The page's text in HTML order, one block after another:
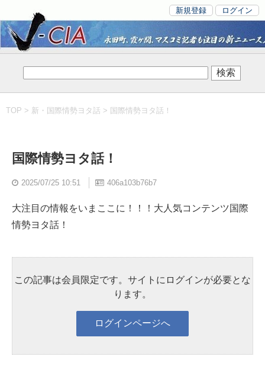
新規登録 ログイン
TOP > 新・国際情勢ヨタ話 > 国際情勢ヨタ話！
国際情勢ヨタ話！
2025/07/25 10:51 406a103b76b7
大注目の情報をいまここに！！！大人気コンテンツ国際
情勢ヨタ話！
この記事は会員限定です。サイトにログインが必要とな
ります。